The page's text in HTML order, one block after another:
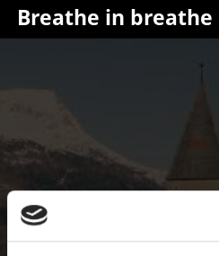
Breathe in breathe